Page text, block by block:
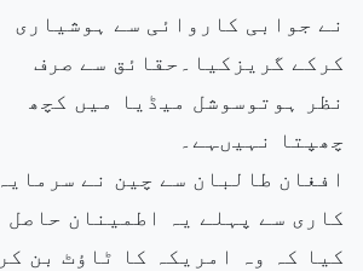
نے جوابی کاروائی سے ہوشیاری
کرکے گریزکیا۔حقائق سے صرف
نظر ہوتوسوشل میڈیا میں کچھ
چھپتا نہیںہے۔
افغان طالبان سے چین نے سرمایہ
کاری سے پہلے یہ اطمینان حاصل
کیا کہ وہ امریکہ کا ٹاؤٹ بن کر